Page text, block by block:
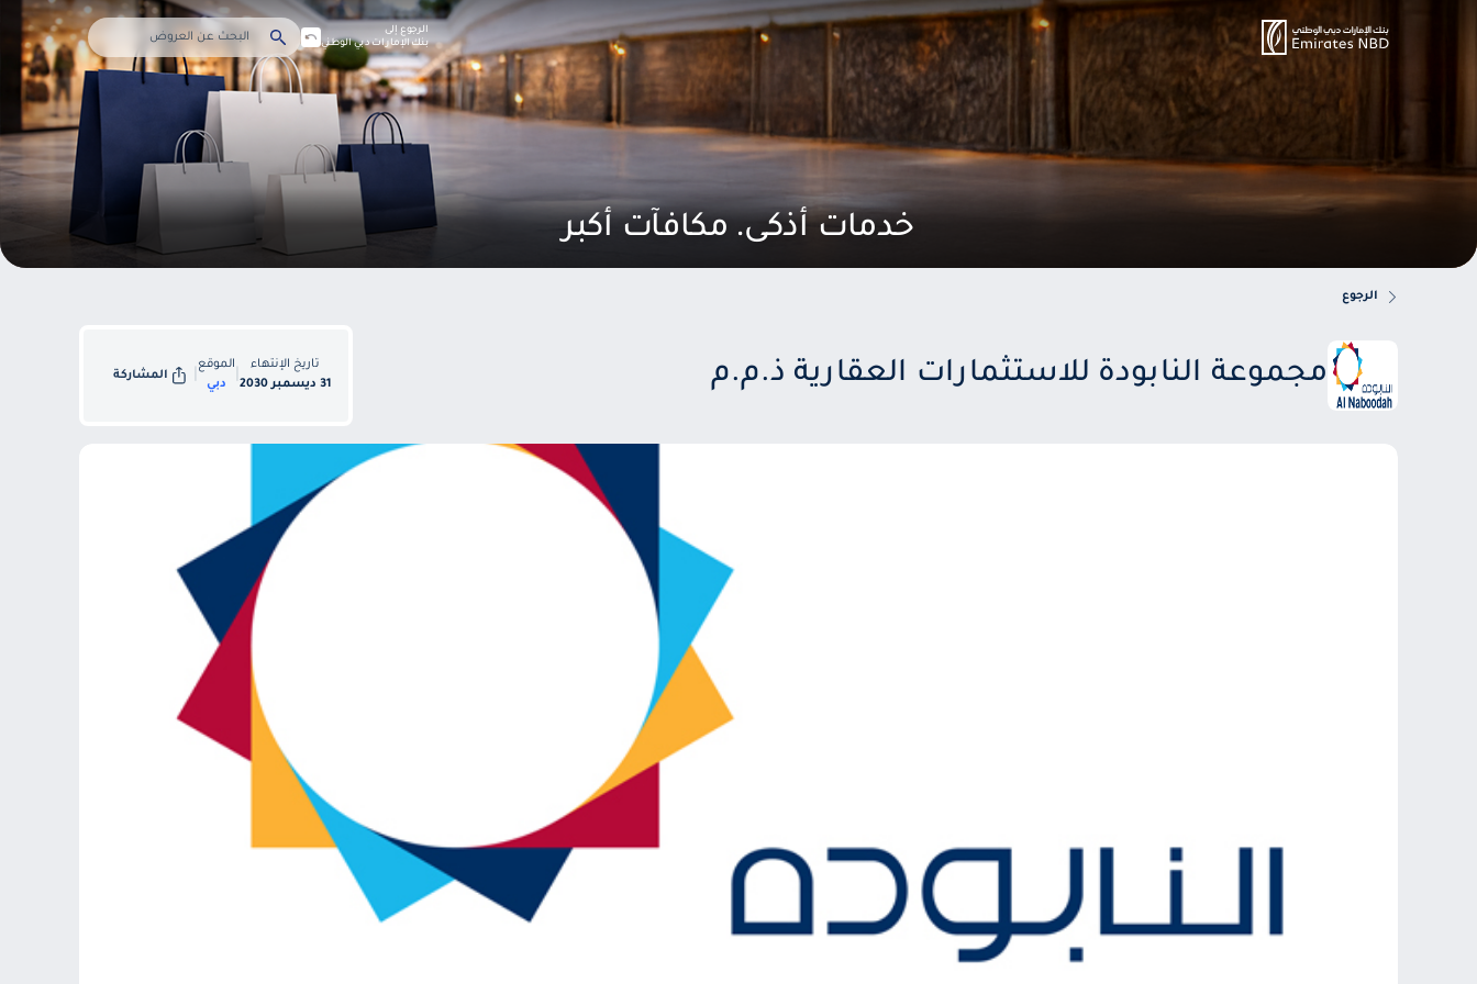
خدمات أذكى. مكافآت أكبر
الرجوع إلى
بنك الإمارات دبي الوطني
الرجوع
مجموعة النابودة للاستثمارات العقارية ذ.م.م
تاريخ الإنتهاء
31 ديسمبر 2030
الموقع
دبي
المشاركة